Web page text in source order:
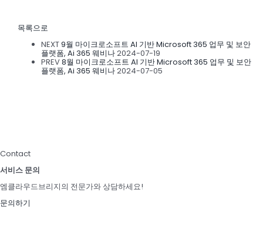
목록으로
NEXT9월 마이크로소프트 AI 기반 Microsoft 365 업무 및 보안
플랫폼, Ai 365 웨비나2024-07-19
PREV8월 마이크로소프트 AI 기반 Microsoft 365 업무 및 보안
플랫폼, Ai 365 웨비나2024-07-05
Contact
서비스 문의
엠클라우드브리지의 전문가와 상담하세요!
문의하기